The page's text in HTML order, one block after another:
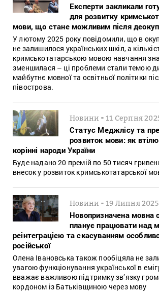
Експерти закликали
для розвитку
мови, що стане можливим після
У лютому 2025 року повідомили, що в
не залишилося українських шкіл, а
кримськотатарською мовою навчання
зменшилася – ці проблеми стали темою
майбутнє мовної та освітньої політики
півострова.
Новини -11 Серпня
Статус Меджлісу та
розвиток мови: як
корінні народи України
Буде надано 20 премій по 50 тисяч
внесок у розвиток кримськотатарської
Новини -19 Липня 2025
Новопризначена мовна
планує працювати над
реінтеграцією та скасуванням
російської
Олена Івановська також пообіцяла не
увагою функціонування української в
вважає важливою підтримку зв’язку
кордоном із Батьківщиною через мову